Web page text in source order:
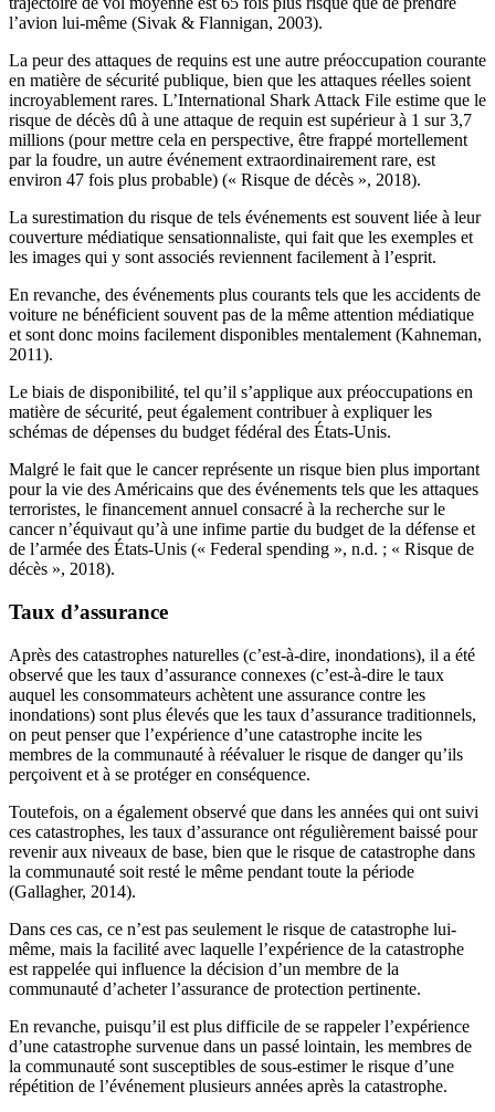
l’avion lui-même (Sivak & Flannigan, 2003).
La peur des attaques de requins est une autre préoccupation courante
en matière de sécurité publique, bien que les attaques réelles soient
incroyablement rares. L’International Shark Attack File estime que le
risque de décès dû à une attaque de requin est supérieur à 1 sur 3,7
millions (pour mettre cela en perspective, être frappé mortellement
par la foudre, un autre événement extraordinairement rare, est
environ 47 fois plus probable) (« Risque de décès », 2018).
La surestimation du risque de tels événements est souvent liée à leur
couverture médiatique sensationnaliste, qui fait que les exemples et
les images qui y sont associés reviennent facilement à l’esprit.
En revanche, des événements plus courants tels que les accidents de
voiture ne bénéficient souvent pas de la même attention médiatique
et sont donc moins facilement disponibles mentalement (Kahneman,
2011).
Le biais de disponibilité, tel qu’il s’applique aux préoccupations en
matière de sécurité, peut également contribuer à expliquer les
schémas de dépenses du budget fédéral des États-Unis.
Malgré le fait que le cancer représente un risque bien plus important
pour la vie des Américains que des événements tels que les attaques
terroristes, le financement annuel consacré à la recherche sur le
cancer n’équivaut qu’à une infime partie du budget de la défense et
de l’armée des États-Unis (« Federal spending », n.d. ; « Risque de
décès », 2018).
Taux d’assurance
Après des catastrophes naturelles (c’est-à-dire, inondations), il a été
observé que les taux d’assurance connexes (c’est-à-dire le taux
auquel les consommateurs achètent une assurance contre les
inondations) sont plus élevés que les taux d’assurance traditionnels,
on peut penser que l’expérience d’une catastrophe incite les
membres de la communauté à réévaluer le risque de danger qu’ils
perçoivent et à se protéger en conséquence.
Toutefois, on a également observé que dans les années qui ont suivi
ces catastrophes, les taux d’assurance ont régulièrement baissé pour
revenir aux niveaux de base, bien que le risque de catastrophe dans
la communauté soit resté le même pendant toute la période
(Gallagher, 2014).
Dans ces cas, ce n’est pas seulement le risque de catastrophe lui-
même, mais la facilité avec laquelle l’expérience de la catastrophe
est rappelée qui influence la décision d’un membre de la
communauté d’acheter l’assurance de protection pertinente.
En revanche, puisqu’il est plus difficile de se rappeler l’expérience
d’une catastrophe survenue dans un passé lointain, les membres de
la communauté sont susceptibles de sous-estimer le risque d’une
répétition de l’événement plusieurs années après la catastrophe.